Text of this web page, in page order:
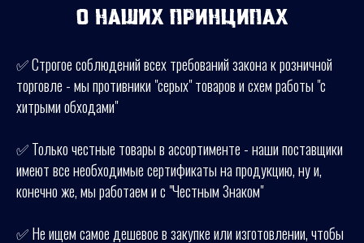
О наших принципах
✅ Строгое соблюдений всех требований закона к розничной
торговле - мы противники "серых" товаров и схем работы "с
хитрыми обходами"
✅ Только честные товары в ассортименте - наши поставщики
имеют все необходимые сертификаты на продукцию, ну и,
конечно же, мы работаем и с "Честным Знаком"
✅ Не ищем самое дешевое в закупке или изготовлении, чтобы